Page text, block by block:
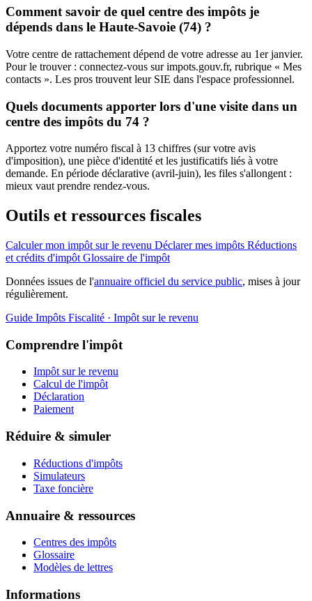
Comment savoir de quel centre des impôts je
dépends dans le Haute-Savoie (74) ?
Votre centre de rattachement dépend de votre adresse au 1er janvier.
Pour le trouver : connectez-vous sur impots.gouv.fr, rubrique « Mes
contacts ». Les pros trouvent leur SIE dans l'espace professionnel.
Quels documents apporter lors d'une visite dans un
centre des impôts du 74 ?
Apportez votre numéro fiscal à 13 chiffres (sur votre avis
d'imposition), une pièce d'identité et les justificatifs liés à votre
demande. En période déclarative (avril-juin), les files s'allongent :
mieux vaut prendre rendez-vous.
Outils et ressources fiscales
Calculer mon impôt sur le revenu Déclarer mes impôts Réductions
et crédits d'impôt Glossaire de l'impôt
Données issues de l'annuaire officiel du service public, mises à jour
régulièrement.
Guide Impôts Fiscalité · Impôt sur le revenu
Comprendre l'impôt
Impôt sur le revenu
Calcul de l'impôt
Déclaration
Paiement
Réduire & simuler
Réductions d'impôts
Simulateurs
Taxe foncière
Annuaire & ressources
Centres des impôts
Glossaire
Modèles de lettres
Informations